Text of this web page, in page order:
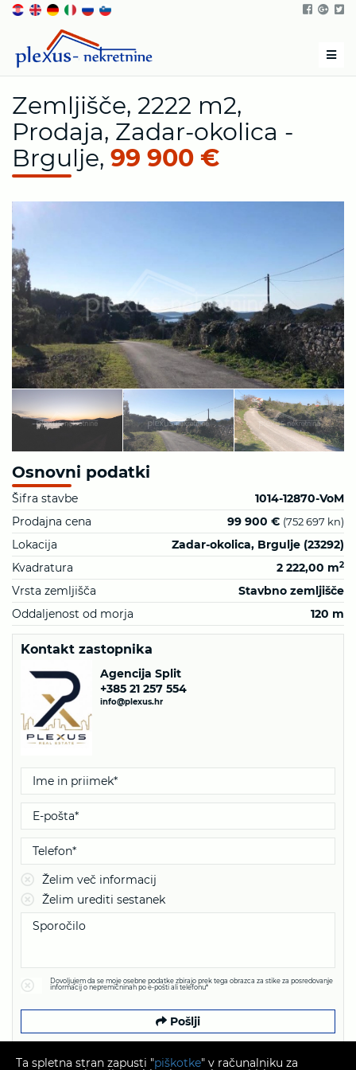
Menu
Zemljišče, 2222 m2,
Prodaja, Zadar-okolica -
Brgulje, 99 900 €
Osnovni podatki
Šifra stavbe
1014-12870-VoM
Prodajna cena
99 900 € (752 697 kn)
Lokacija
Zadar-okolica, Brgulje (23292)
Kvadratura
2 222,00 m2
Vrsta zemljišča
Stavbno zemljišče
Oddaljenost od morja
120 m
Kontakt zastopnika
Agencija Split
+385 21 257 554
info@plexus.hr
Želim več informacij
Želim urediti sestanek
Dovoljujem da se moje osebne podatke zbirajo prek tega obrazca za stike za posredovanje
informacij o nepremičninah po e-pošti ali telefonu*
Pošlji
Ta spletna stran zapusti "piškotke" v računalniku za